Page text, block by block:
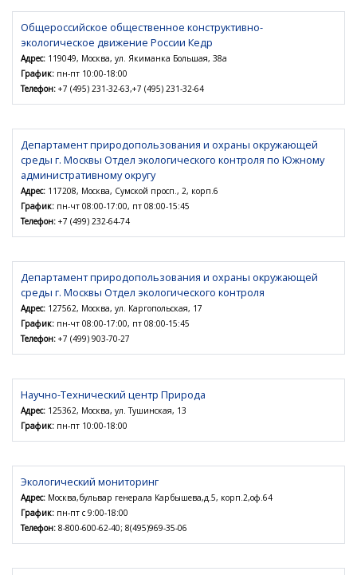
Общероссийское общественное конструктивно-
экологическое движение России Кедр
Адрес: 119049, Москва, ул. Якиманка Большая, 38а
График: пн-пт 10:00-18:00
Телефон: +7 (495) 231-32-63,+7 (495) 231-32-64
Департамент природопользования и охраны окружающей
среды г. Москвы Отдел экологического контроля по Южному
административному округу
Адрес: 117208, Москва, Сумской просп., 2, корп.6
График: пн-чт 08:00-17:00, пт 08:00-15:45
Телефон: +7 (499) 232-64-74
Департамент природопользования и охраны окружающей
среды г. Москвы Отдел экологического контроля
Адрес: 127562, Москва, ул. Каргопольская, 17
График: пн-чт 08:00-17:00, пт 08:00-15:45
Телефон: +7 (499) 903-70-27
Научно-Технический центр Природа
Адрес: 125362, Москва, ул. Тушинская, 13
График: пн-пт 10:00-18:00
Экологический мониторинг
Адрес: Москва,бульвар генерала Карбышева,д.5, корп.2,оф.64
График: пн-пт с 9:00-18:00
Телефон: 8-800-600-62-40; 8(495)969-35-06